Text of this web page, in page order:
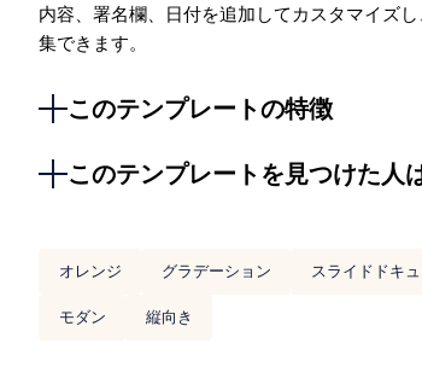
内容、署名欄、日付を追加してカスタマイズ
集できます。
このテンプレートの特徴
このテンプレートを見つけた人
オレンジ グラデーション スライドドキ
モダン
縦向き